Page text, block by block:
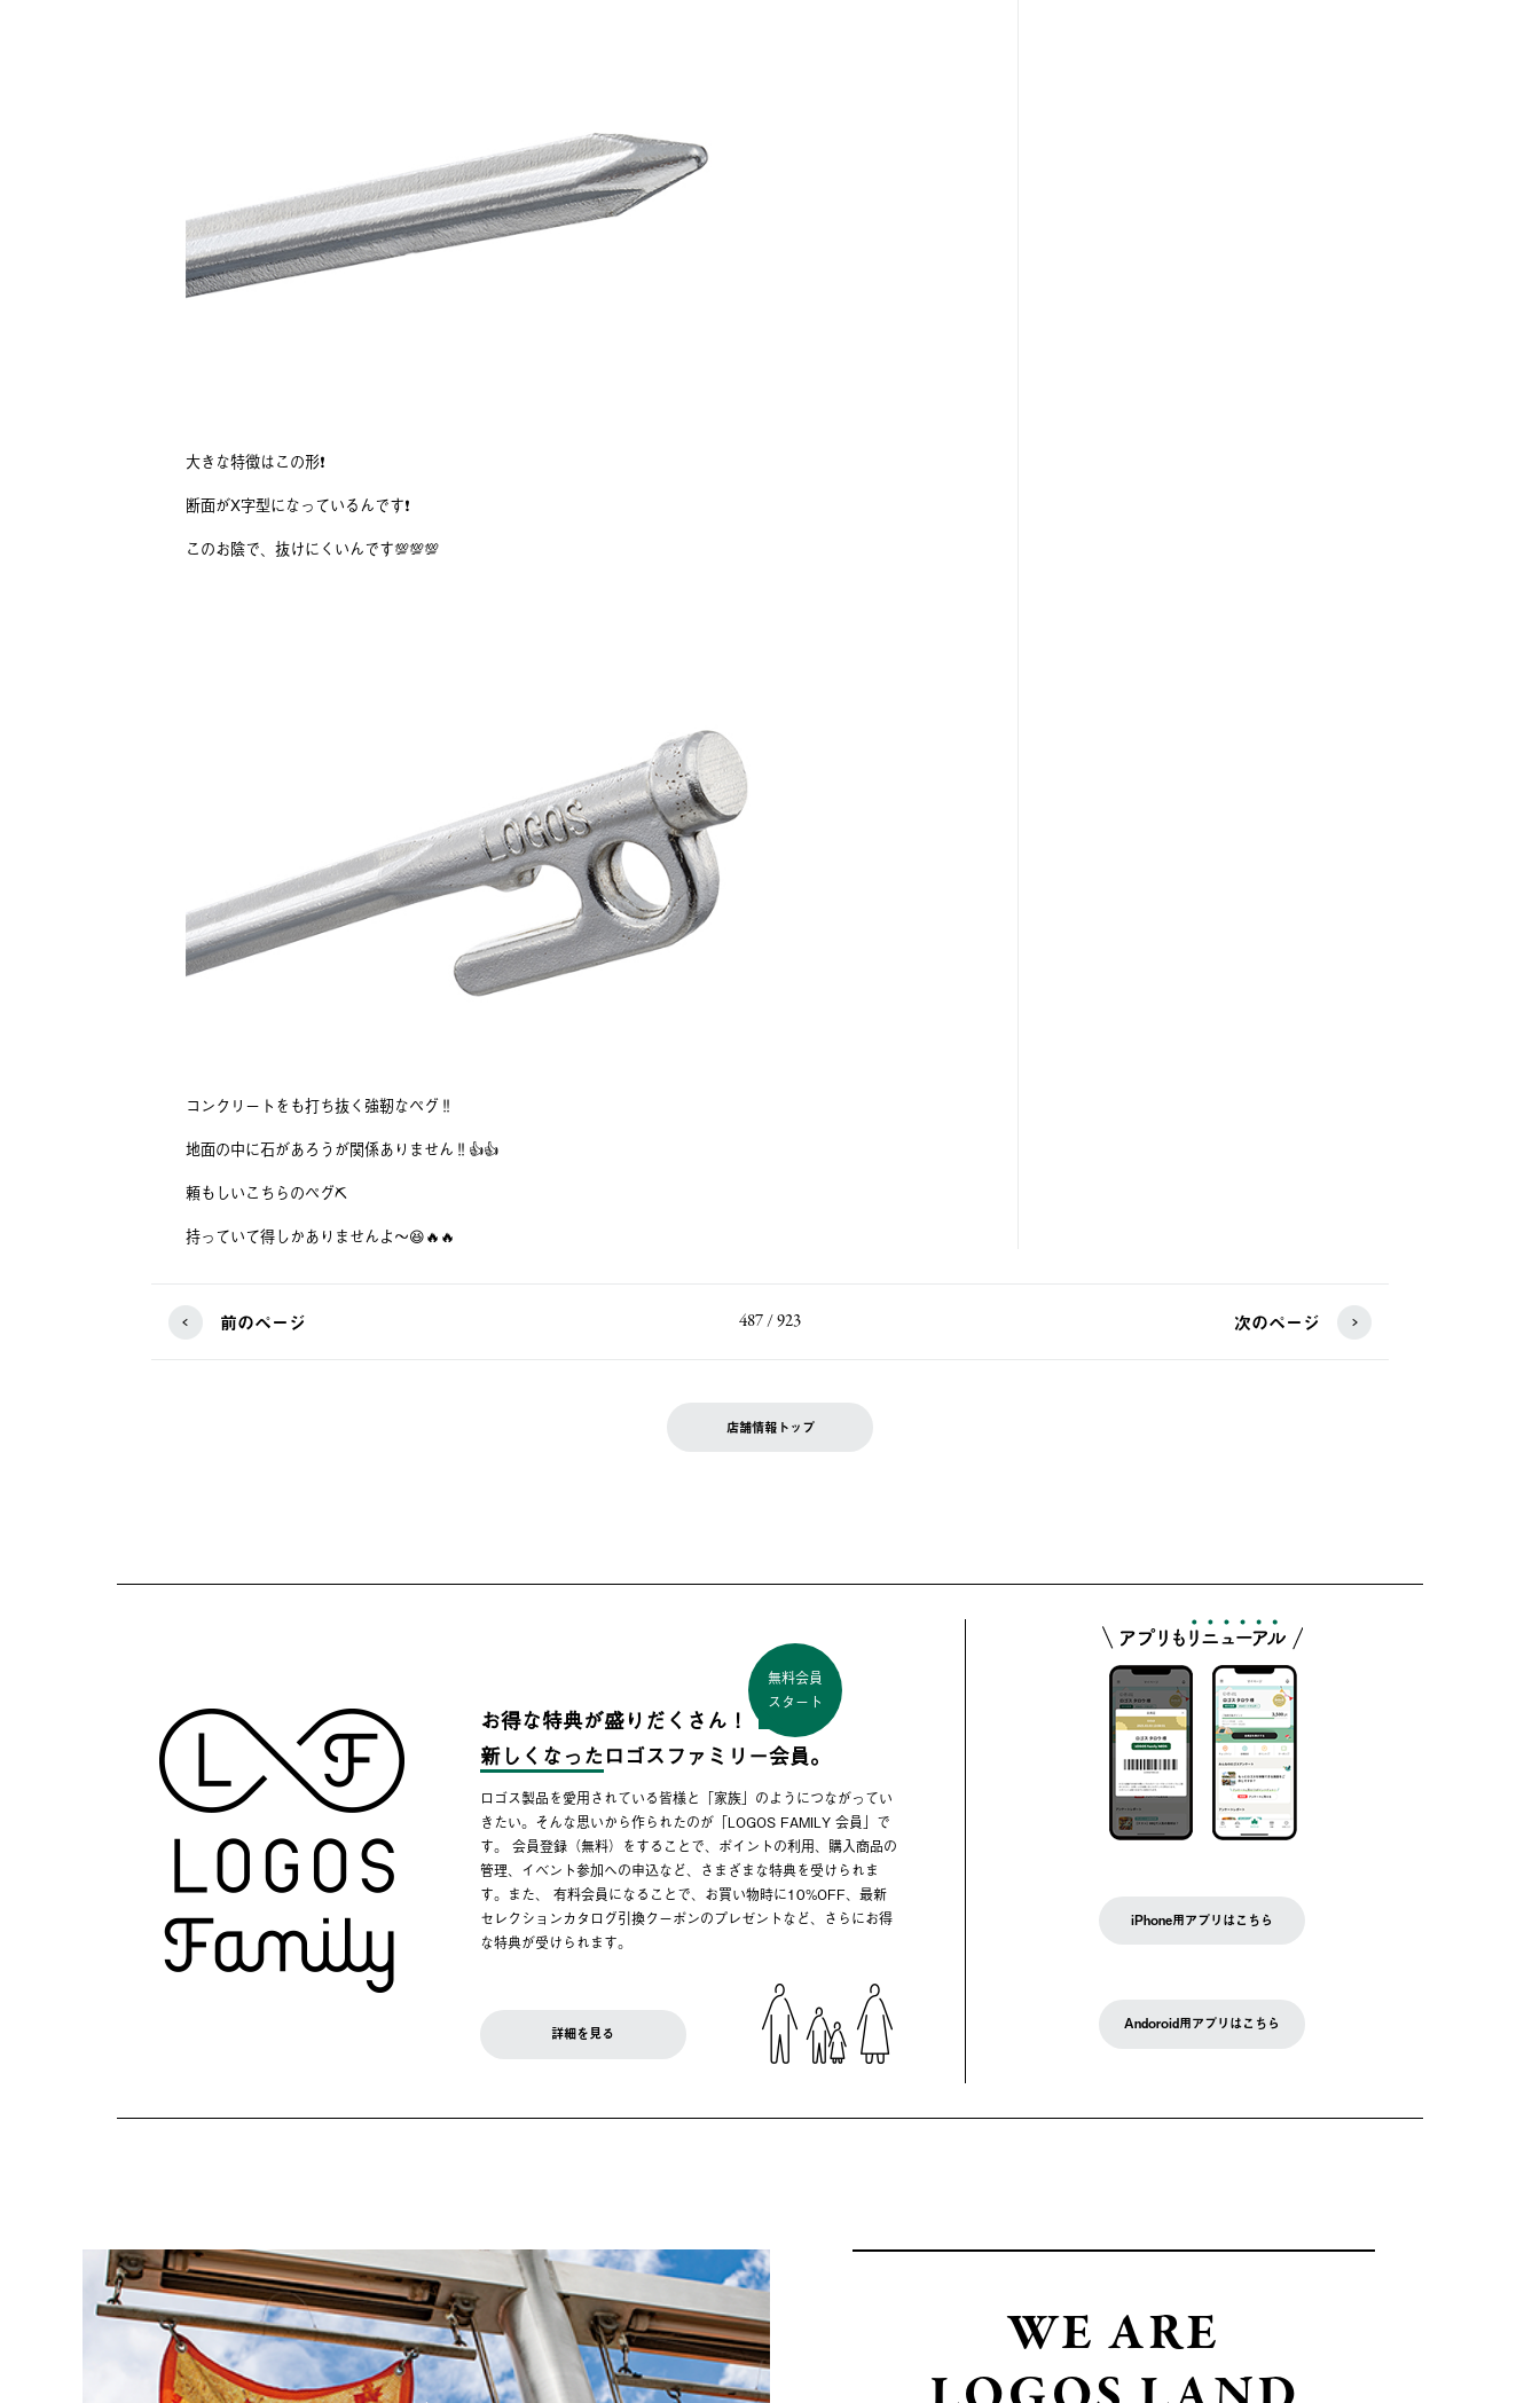
大きな特徴はこの形❗️
断面がX字型になっているんです❗️
このお陰で、抜けにくいんです💯💯💯
コンクリートをも打ち抜く強靭なペグ‼️
地面の中に石があろうが関係ありません‼️👍👍
頼もしいこちらのペグ⛏
持っていて得しかありませんよ〜😆🔥🔥
前のページ 487 / 923 次のページ
店舗情報トップ
お得な特典が盛りだくさん！
無料会員
スタート
新しくなったロゴスファミリー会員。
ロゴス製品を愛用されている皆様と「家族」のようにつながってい
きたい。そんな思いから作られたのが「LOGOS FAMILY 会員」で
す。 会員登録（無料）をすることで、ポイントの利用、購入商品の
管理、イベント参加への申込など、さまざまな特典を受けられま
す。また、 有料会員になることで、お買い物時に10%OFF、最新
セレクションカタログ引換クーポンのプレゼントなど、さらにお得
な特典が受けられます。
詳細を見る
iPhone用アプリはこちら
Andoroid用アプリはこちら
WE ARE